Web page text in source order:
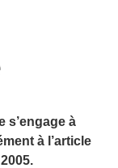
s’engage à
à l’article